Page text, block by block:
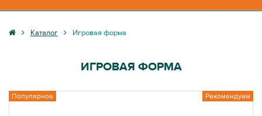
Каталог Игровая форма
ИГРОВАЯ ФОРМА
Популярное Рекомендуем